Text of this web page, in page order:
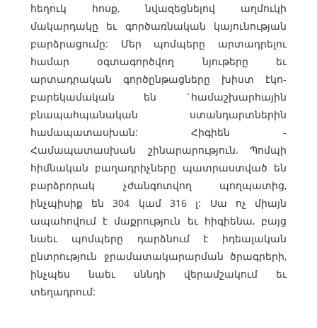
հեղուկ հոսք, նվազեցնելով աղմուկի
մակարդակը եւ գործառնական կայունության
բարձրացումը: Մեր պոմպերը արտադրելու
համար օգտագործվող նյութերը եւ
արտադրական գործընթացները խիստ էկո-
բարեկամական են `համաշխարհային
բնապահպանական ստանդարտներին
համապատասխան: Հիգիեն -
Համապատասխան շինարարություն. Պոմպի
հիմնական բաղադրիչները պատրաստված են
բարձրորակ չժանգոտվող պողպատից,
ինչպիսիք են 304 կամ 316 լ: Սա ոչ միայն
ապահովում է մաքրություն եւ հիգիենա, բայց
նաեւ պոմպերը դարձնում է իդեալական
ընտրություն ջրամատակարարման ծրագրերի,
ինչպես նաեւ սննդի վերամշակում եւ
տեղադրում: